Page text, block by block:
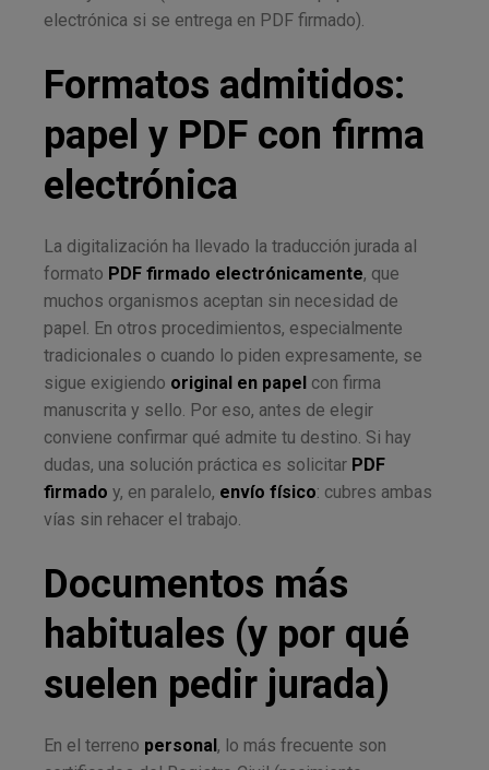
electrónica si se entrega en PDF firmado).
Formatos admitidos:
papel y PDF con firma
electrónica
La digitalización ha llevado la traducción jurada al
formato PDF firmado electrónicamente, que
muchos organismos aceptan sin necesidad de
papel. En otros procedimientos, especialmente
tradicionales o cuando lo piden expresamente, se
sigue exigiendo original en papel con firma
manuscrita y sello. Por eso, antes de elegir
conviene confirmar qué admite tu destino. Si hay
dudas, una solución práctica es solicitar PDF
firmado y, en paralelo, envío físico: cubres ambas
vías sin rehacer el trabajo.
Documentos más
habituales (y por qué
suelen pedir jurada)
En el terreno personal, lo más frecuente son